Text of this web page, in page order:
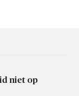
niet op